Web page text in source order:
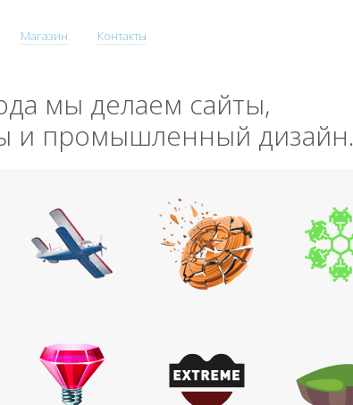
Магазин Контакты
мы делаем сайты,
и промышленный дизайн.